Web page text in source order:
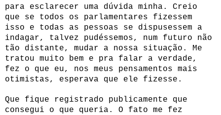
para esclarecer uma dúvida minha. Creio
que se todos os parlamentares fizessem
isso e todas as pessoas se dispusessem a
indagar, talvez pudéssemos, num futuro não
tão distante, mudar a nossa situação. Me
tratou muito bem e pra falar a verdade,
fez o que eu, nos meus pensamentos mais
otimistas, esperava que ele fizesse.
Que fique registrado publicamente que
consegui o que queria. O fato me fez